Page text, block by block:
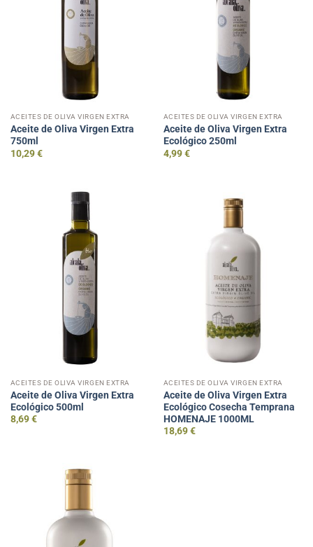
ACEITES DE OLIVA VIRGEN EXTRA
Aceite de Oliva Virgen Extra
750ml
10,29€
ACEITES DE OLIVA VIRGEN EXTRA
Aceite de Oliva Virgen Extra
Ecológico 250ml
4,99€
ACEITES DE OLIVA VIRGEN EXTRA
Aceite de Oliva Virgen Extra
Ecológico 500ml
8,69€
ACEITES DE OLIVA VIRGEN EXTRA
Aceite de Oliva Virgen Extra
Ecológico Cosecha Temprana
HOMENAJE 1000ML
18,69€